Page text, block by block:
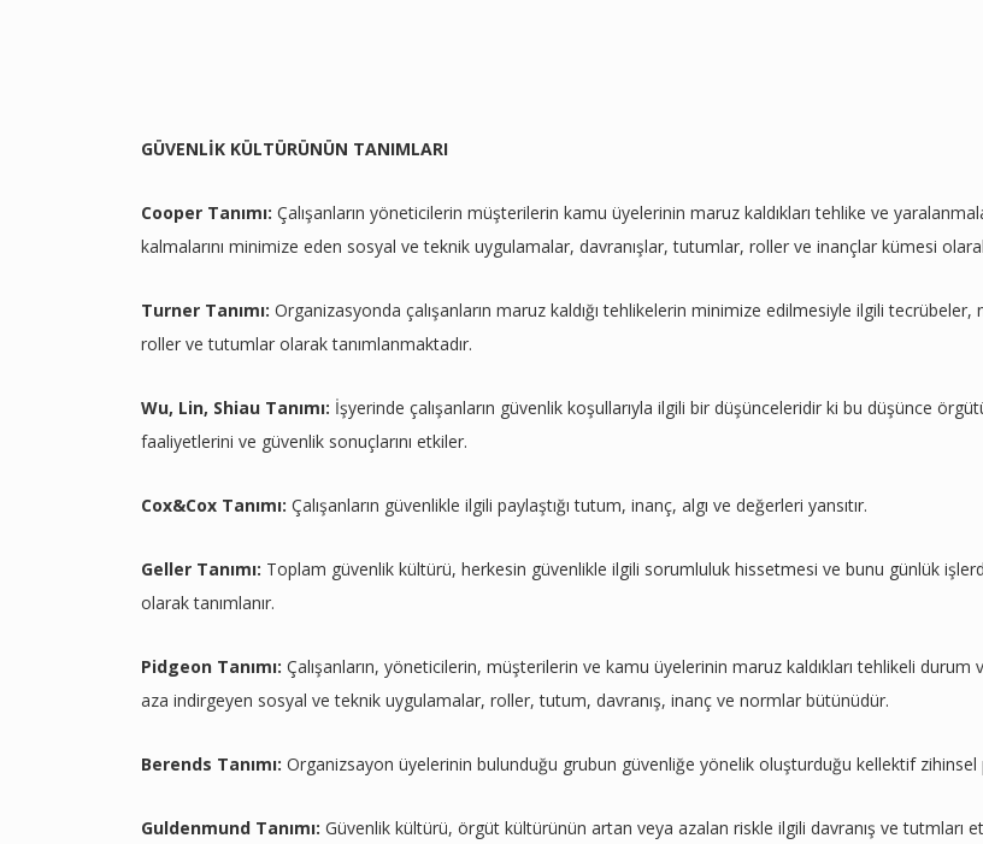
GÜVENLİK KÜLTÜRÜNÜN TANIMLARI
Cooper Tanımı: Çalışanların yöneticilerin müşterilerin kamu üyelerinin maruz kaldıkları tehlike ve
kalmalarını minimize eden sosyal ve teknik uygulamalar, davranışlar, tutumlar, roller ve inançlar kümesi
Turner Tanımı: Organizasyonda çalışanların maruz kaldığı tehlikelerin minimize edilmesiyle ilgili
roller ve tutumlar olarak tanımlanmaktadır.
Wu, Lin, Shiau Tanımı: İşyerinde çalışanların güvenlik koşullarıyla ilgili bir düşünceleridir ki bu düşünce
faaliyetlerini ve güvenlik sonuçlarını etkiler.
Cox&Cox Tanımı: Çalışanların güvenlikle ilgili paylaştığı tutum, inanç, algı ve değerleri yansıtır.
Geller Tanımı: Toplam güvenlik kültürü, herkesin güvenlikle ilgili sorumluluk hissetmesi ve bunu günlük
olarak tanımlanır.
Pidgeon Tanımı: Çalışanların, yöneticilerin, müşterilerin ve kamu üyelerinin maruz kaldıkları tehlikeli durum
aza indirgeyen sosyal ve teknik uygulamalar, roller, tutum, davranış, inanç ve normlar bütünüdür.
Berends Tanımı: Organizsayon üyelerinin bulunduğu grubun güvenliğe yönelik oluşturduğu kellektif zihinsel
Guldenmund Tanımı: Güvenlik kültürü, örgüt kültürünün artan veya azalan riskle ilgili davranış ve tutmları